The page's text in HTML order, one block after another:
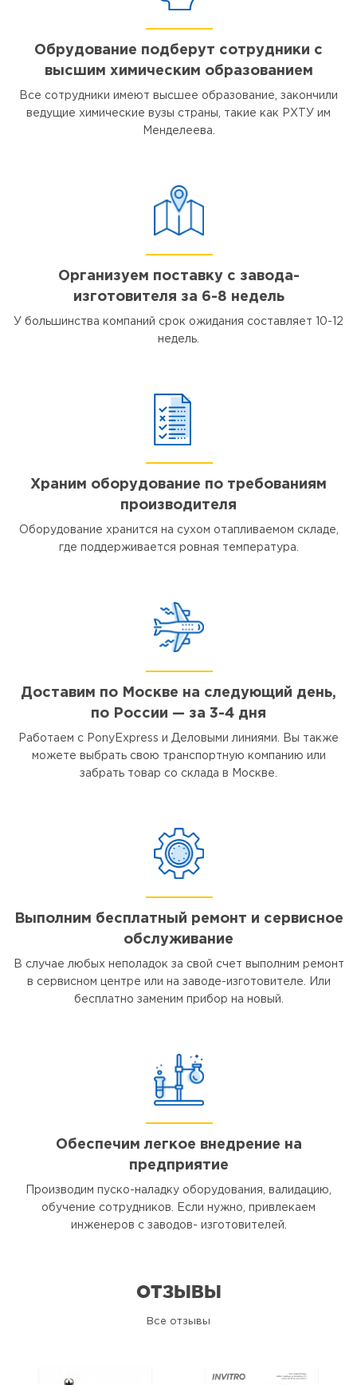
Обрудование подберут сотрудники с
высшим химическим образованием
Все сотрудники имеют высшее образование, закончили
ведущие химические вузы страны, такие как РХТУ им
Менделеева.
Организуем поставку с завода-
изготовителя за 6-8 недель
У большинства компаний срок ожидания составляет 10-12
недель.
Храним оборудование по требованиям
производителя
Оборудование хранится на сухом отапливаемом складе,
где поддерживается ровная температура.
Доставим по Москве на следующий день,
по России — за 3-4 дня
Работаем с PonyExpress и Деловыми линиями. Вы также
можете выбрать свою транспортную компанию или
забрать товар со склада в Москве.
Выполним бесплатный ремонт и сервисное
обслуживание
В случае любых неполадок за свой счет выполним ремонт
в сервисном центре или на заводе-изготовителе. Или
бесплатно заменим прибор на новый.
Обеспечим легкое внедрение на
предприятие
Производим пуско-наладку оборудования, валидацию,
обучение сотрудников. Если нужно, привлекаем
инженеров с заводов- изготовителей.
ОТЗЫВЫ
Все отзывы